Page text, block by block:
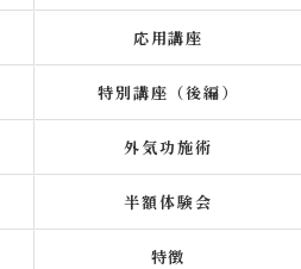
応用講座
特別講座（後編）
外気功施術
半額体験会
特徴